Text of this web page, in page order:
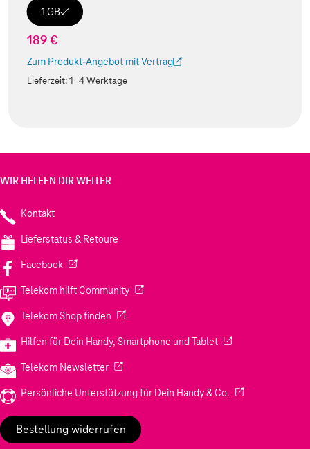
1 GB
189 €
Zum Produkt-Angebot mit Vertrag
(Der Link wird in einem neuen Tab geöffnet)
Lieferzeit:1-4 Werktage
WIR HELFEN DIR WEITER
Kontakt
Lieferstatus & Retoure
Facebook(Wird in einem neuen Tab geöffnet)
Telekom hilft Community(Wird in einem neuen Tab geöffnet)
Telekom Shop finden (Wird in einem neuen Tab geöffnet)
Hilfen für Dein Handy, Smartphone und Tablet(Wird in einem
Telekom Newsletter(Wird in einem neuen Tab geöffnet)
Persönliche Unterstützung für Dein Handy & Co. (Wird in einem
Bestellung widerrufen